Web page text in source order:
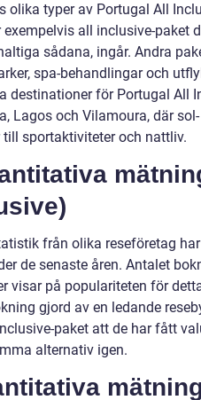
olika typer av Portugal All
exempelvis all inclusive-paket
sådana, ingår. Andra
spa-behandlingar och
destinationer för Portugal All
Lagos och Vilamoura, där
till sportaktiviteter och nattliv.
från olika reseföretag
de senaste åren. Antalet
visar på populariteten för
gjord av en ledande
paket att de har fått
alternativ igen.